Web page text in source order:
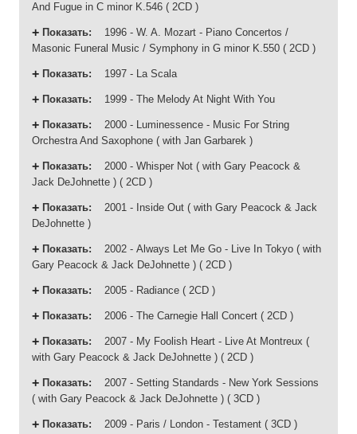
And Fugue in C minor K.546 ( 2CD )
Показать:
1996 - W. A. Mozart - Piano Concertos /
Masonic Funeral Music / Symphony in G minor K.550 ( 2CD )
Показать: 1997 - La Scala
Показать: 1999 - The Melody At Night With You
Показать:
2000 - Luminessence - Music For String
Orchestra And Saxophone ( with Jan Garbarek )
Показать:
2000 - Whisper Not ( with Gary Peacock &
Jack DeJohnette ) ( 2CD )
Показать:
2001 - Inside Out ( with Gary Peacock & Jack
DeJohnette )
Показать:
2002 - Always Let Me Go - Live In Tokyo ( with
Gary Peacock & Jack DeJohnette ) ( 2CD )
Показать: 2005 - Radiance ( 2CD )
Показать: 2006 - The Carnegie Hall Concert ( 2CD )
Показать:
2007 - My Foolish Heart - Live At Montreux (
with Gary Peacock & Jack DeJohnette ) ( 2CD )
Показать:
2007 - Setting Standards - New York Sessions
( with Gary Peacock & Jack DeJohnette ) ( 3CD )
Показать: 2009 - Paris / London - Testament ( 3CD )